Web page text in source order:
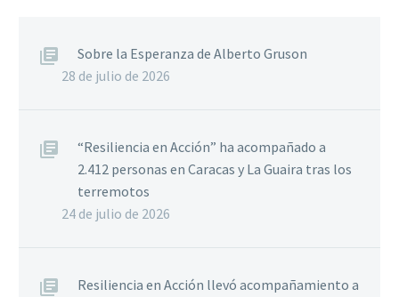
Sobre la Esperanza de Alberto Gruson
28 de julio de 2026
“Resiliencia en Acción” ha acompañado a
2.412 personas en Caracas y La Guaira tras los
terremotos
24 de julio de 2026
Resiliencia en Acción llevó acompañamiento a